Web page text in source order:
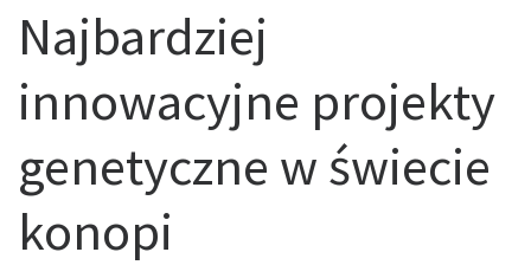
Najbardziej
innowacyjne projekty
genetyczne w świecie
konopi